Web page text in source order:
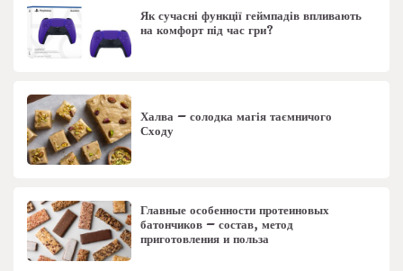
Як сучасні функції геймпадів впливають
на комфорт під час гри?
Халва – солодка магія таємничого
Сходу
Главные особенности протеиновых
батончиков – состав, метод
приготовления и польза